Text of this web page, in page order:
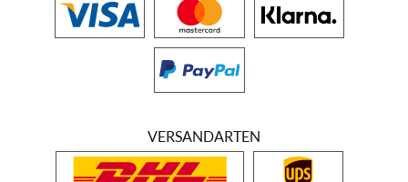
VERSANDARTEN